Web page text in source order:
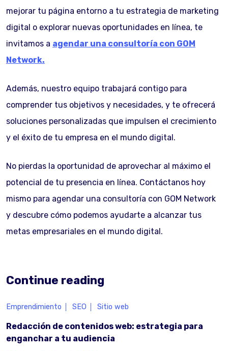
mejorar tu página entorno a tu estrategia de marketing
digital o explorar nuevas oportunidades en línea, te
invitamos a agendar una consultoría con GOM
Network.
Además, nuestro equipo trabajará contigo para
comprender tus objetivos y necesidades, y te ofrecerá
soluciones personalizadas que impulsen el crecimiento
y el éxito de tu empresa en el mundo digital.
No pierdas la oportunidad de aprovechar al máximo el
potencial de tu presencia en línea. Contáctanos hoy
mismo para agendar una consultoría con GOM Network
y descubre cómo podemos ayudarte a alcanzar tus
metas empresariales en el mundo digital.
Continue reading
Emprendimiento SEO Sitio web
Redacción de contenidos web: estrategia para
enganchar a tu audiencia